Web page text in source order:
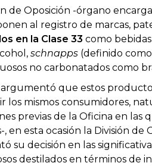
de Oposición -órgano
al registro de marcas,
en la Clase 33 como
schnapps (definido
no carbonatados como
que estos
los mismos consumidores,
previas de la Oficina en
en esta ocasión la División de
su decisión en las
destilados en términos de